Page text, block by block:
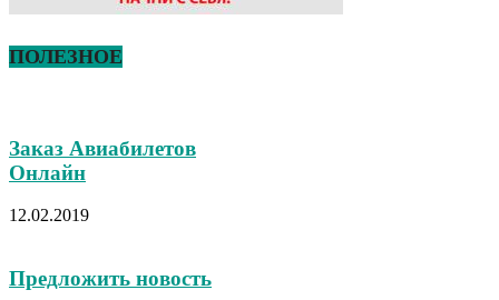
ПОЛЕЗНОЕ
Заказ Авиабилетов
Онлайн
12.02.2019
Предложить новость